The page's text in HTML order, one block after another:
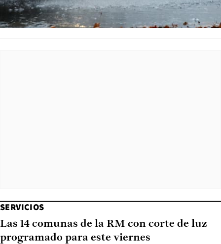
SERVICIOS
Las 14 comunas de la RM con corte de luz
programado para este viernes